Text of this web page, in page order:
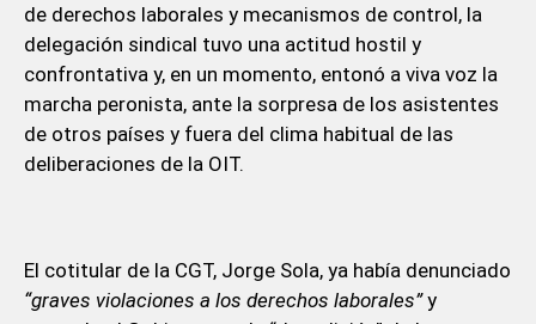
de derechos laborales y mecanismos de control, la
delegación sindical tuvo una actitud hostil y
confrontativa y, en un momento, entonó a viva voz la
marcha peronista, ante la sorpresa de los asistentes
de otros países y fuera del clima habitual de las
deliberaciones de la OIT.
El cotitular de la CGT, Jorge Sola, ya había denunciado
“graves violaciones a los derechos laborales”y